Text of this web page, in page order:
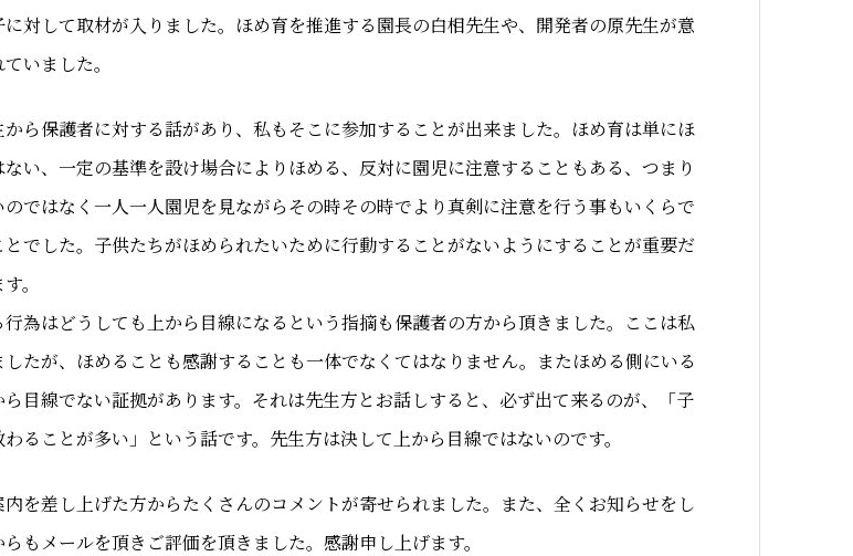
対して取材が入りました。ほめ育を推進する園長の白相先生や、開発者の原先生が意
いました。
ら保護者に対する話があり、私もそこに参加することが出来ました。ほめ育は単にほ
ない、一定の基準を設け場合によりほめる、反対に園児に注意することもある、つまり
のではなく一人一人園児を見ながらその時その時でより真剣に注意を行う事もいくらで
とでした。子供たちがほめられたいために行動することがないようにすることが重要だ
。
行為はどうしても上から目線になるという指摘も保護者の方から頂きました。ここは私
たが、ほめることも感謝することも一体でなくてはなりません。またほめる側にいる
目線でない証拠があります。それは先生方とお話しすると、必ず出て来るのが、「子
ることが多い」という話です。先生方は決して上から目線ではないのです。
内を差し上げた方からたくさんのコメントが寄せられました。また、全くお知らせをし
もメールを頂きご評価を頂きました。感謝申し上げます。